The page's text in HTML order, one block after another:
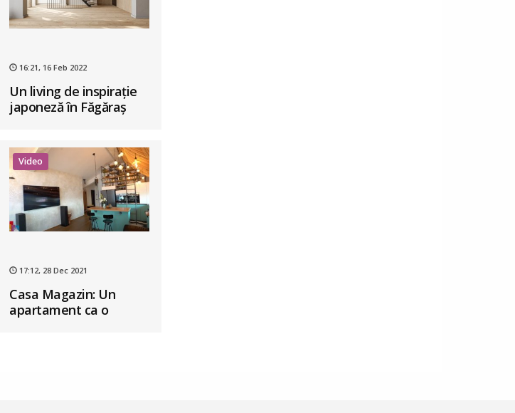
16:21, 16 Feb 2022
Un living de inspirație
japoneză în Făgăraș
Video
17:12, 28 Dec 2021
Casa Magazin: Un
apartament ca o